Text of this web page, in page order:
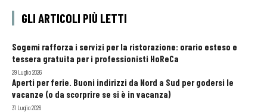
GLI ARTICOLI PIÙ LETTI
Sogemi rafforza i servizi per la ristorazione: orario esteso e
tessera gratuita per i professionisti HoReCa
29 Luglio 2026
Aperti per ferie. Buoni indirizzi da Nord a Sud per godersi le
vacanze (o da scorprire se si è in vacanza)
31 Luglio 2026